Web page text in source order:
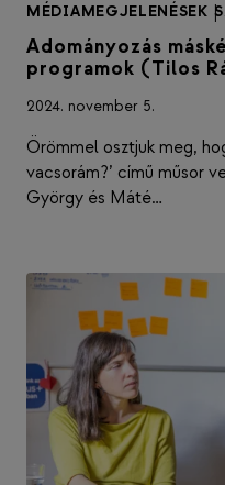
MÉDIAMEGJELENÉSEK |
Adományozás
programok (Tilos
2024. november 5.
Örömmel osztjuk meg,
vacsorám?’ című műsor
György és Máté…